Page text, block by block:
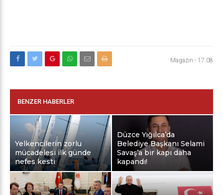
Magazin - 17:08
BENZER HABERLER
Yelkencilerin zorlu
mücadelesi ilk günde
nefes kesti
Düzce Yığılca’da
Belediye Başkanı Selami
Savaş’a bir kapı daha
kapandı!